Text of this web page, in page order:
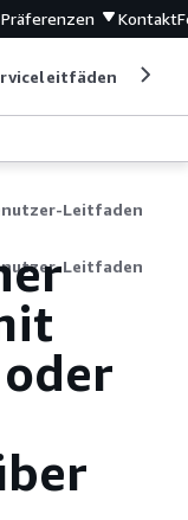
Präferenzen Kontakt
Leitfaden
Leitfaden